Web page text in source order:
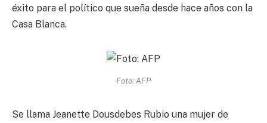
éxito para el político que sueña desde hace años con la
Casa Blanca.
Foto: AFP
Se llama Jeanette Dousdebes Rubio una mujer de